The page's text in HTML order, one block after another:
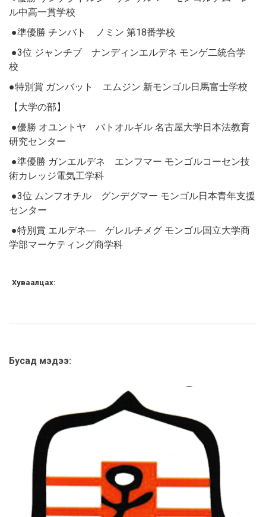
ル中高一貫学校
●準優勝 チンバト ノミン 第18番学校
●3位 ジャンチブ ナンディンエルデネ モンゲ二統合学
校
●特別賞 ガンバット エムジン 新モンゴル日馬富士学校
【大学の部】
●優勝 オユントヤ バトオルギル 名古屋大学日本法教育
研究センター
●準優勝 ガンエルデネ エンフマー モンゴルコーセン技
術カレッジ電気工学科
●3位 ムンフオチル グンデグマー モンゴル日本青年支援
センター
●特別賞 エルデネ― ゲレルチメグ モンゴル国立大学商
学部マーケティング商学科
Хуваалцах:
Бусад мэдээ: